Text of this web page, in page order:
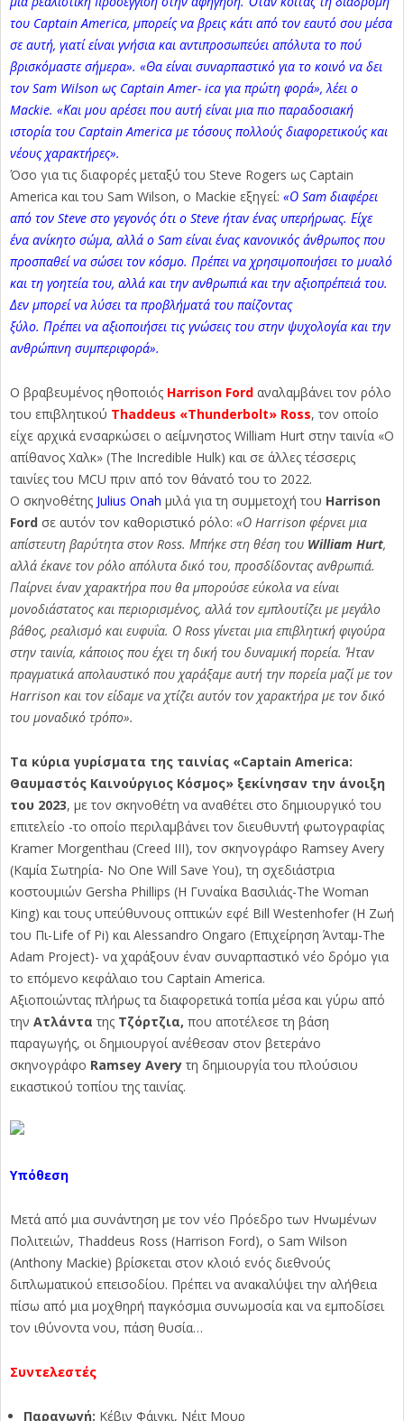
του Captain America, μπορείς να βρεις κάτι από τον εαυτό σου μέσα
σε αυτή, γιατί είναι γνήσια και αντιπροσωπεύει απόλυτα το πού
βρισκόμαστε σήμερα». «Θα είναι συναρπαστικό για το κοινό να δει
τον Sam Wilson ως Captain Amer- ica για πρώτη φορά», λέει ο
Mackie. «Και μου αρέσει που αυτή είναι μια πιο παραδοσιακή
ιστορία του Captain America με τόσους πολλούς διαφορετικούς και
νέους χαρακτήρες».
Όσο για τις διαφορές μεταξύ του Steve Rogers ως Captain
America και του Sam Wilson, ο Mackie εξηγεί: «Ο Sam διαφέρει
από τον Steve στο γεγονός ότι ο Steve ήταν ένας υπερήρωας. Είχε
ένα ανίκητο σώμα, αλλά ο Sam είναι ένας κανονικός άνθρωπος που
προσπαθεί να σώσει τον κόσμο. Πρέπει να χρησιμοποιήσει το μυαλό
και τη γοητεία του, αλλά και την ανθρωπιά και την αξιοπρέπειά του.
Δεν μπορεί να λύσει τα προβλήματά του παίζοντας
ξύλο. Πρέπει να αξιοποιήσει τις γνώσεις του στην ψυχολογία και την
ανθρώπινη συμπεριφορά».
O βραβευμένος ηθοποιός Harrison Ford αναλαμβάνει τον ρόλο
του επιβλητικού Thaddeus «Thunderbolt» Ross, τον οποίο
είχε αρχικά ενσαρκώσει ο αείμνηστος William Hurt στην ταινία «Ο
απίθανος Χαλκ» (The Incredible Hulk) και σε άλλες τέσσερις
ταινίες του MCU πριν από τον θάνατό του το 2022.
Ο σκηνοθέτης Julius Onah μιλά για τη συμμετοχή του Harrison
Ford σε αυτόν τον καθοριστικό ρόλο: «Ο Harrison φέρνει μια
απίστευτη βαρύτητα στον Ross. Μπήκε στη θέση του William Hurt,
αλλά έκανε τον ρόλο απόλυτα δικό του, προσδίδοντας ανθρωπιά.
Παίρνει έναν χαρακτήρα που θα μπορούσε εύκολα να είναι
μονοδιάστατος και περιορισμένος, αλλά τον εμπλουτίζει με μεγάλο
βάθος, ρεαλισμό και ευφυΐα. Ο Ross γίνεται μια επιβλητική φιγούρα
στην ταινία, κάποιος που έχει τη δική του δυναμική πορεία. Ήταν
πραγματικά απολαυστικό που χαράξαμε αυτή την πορεία μαζί με τον
Harrison και τον είδαμε να χτίζει αυτόν τον χαρακτήρα με τον δικό
του μοναδικό τρόπο».
Τα κύρια γυρίσματα της ταινίας «Captain America:
Θαυμαστός Καινούργιος Κόσμος» ξεκίνησαν την άνοιξη
του 2023, με τον σκηνοθέτη να αναθέτει στο δημιουργικό του
επιτελείο -το οποίο περιλαμβάνει τον διευθυντή φωτογραφίας
Kramer Morgenthau (Creed III), τον σκηνογράφο Ramsey Avery
(Καμία Σωτηρία- No One Will Save You), τη σχεδιάστρια
κοστουμιών Gersha Phillips (Η Γυναίκα Βασιλιάς-The Woman
King) και τους υπεύθυνους οπτικών εφέ Bill Westenhofer (Η Ζωή
του Πι-Life of Pi) και Alessandro Ongaro (Επιχείρηση Άνταμ-The
Adam Project)- να χαράξουν έναν συναρπαστικό νέο δρόμο για
το επόμενο κεφάλαιο του Captain America.
Αξιοποιώντας πλήρως τα διαφορετικά τοπία μέσα και γύρω από
την Ατλάντα της Τζόρτζια, που αποτέλεσε τη βάση
παραγωγής, οι δημιουργοί ανέθεσαν στον βετεράνο
σκηνογράφο Ramsey Avery τη δημιουργία του πλούσιου
εικαστικού τοπίου της ταινίας.
Υπόθεση
Μετά από μια συνάντηση με τον νέο Πρόεδρο των Ηνωμένων
Πολιτειών, Thaddeus Ross (Harrison Ford), ο Sam Wilson
(Anthony Mackie) βρίσκεται στον κλοιό ενός διεθνούς
διπλωματικού επεισοδίου. Πρέπει να ανακαλύψει την αλήθεια
πίσω από μια μοχθηρή παγκόσμια συνωμοσία και να εμποδίσει
τον ιθύνοντα νου, πάση θυσία…
Συντελεστές
Παραγωγή: Κέβιν Φάιγκι, Νέιτ Μουρ